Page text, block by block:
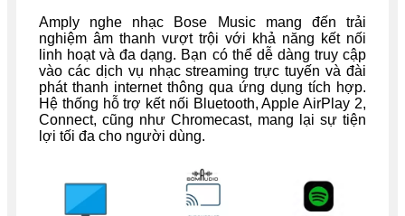
Amply nghe nhạc Bose Music mang đến trải
nghiệm âm thanh vượt trội với khả năng kết nối
linh hoạt và đa dạng. Bạn có thể dễ dàng truy cập
vào các dịch vụ nhạc streaming trực tuyến và đài
phát thanh internet thông qua ứng dụng tích hợp.
Hệ thống hỗ trợ kết nối Bluetooth, Apple AirPlay 2,
Connect, cũng như Chromecast, mang lại sự tiện
lợi tối đa cho người dùng.